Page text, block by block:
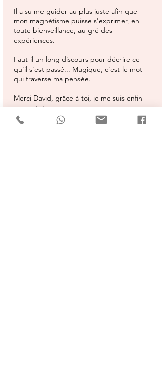
Il a su me guider au plus juste afin que
mon magnétisme puisse s'exprimer, en
toute bienveillance, au gré des
expériences.
Faut-il un long discours pour décrire ce
qu'il s'est passé... Magique, c'est le mot
qui traverse ma pensée.
Merci David, grâce à toi, je me suis enfin
rencontrée.